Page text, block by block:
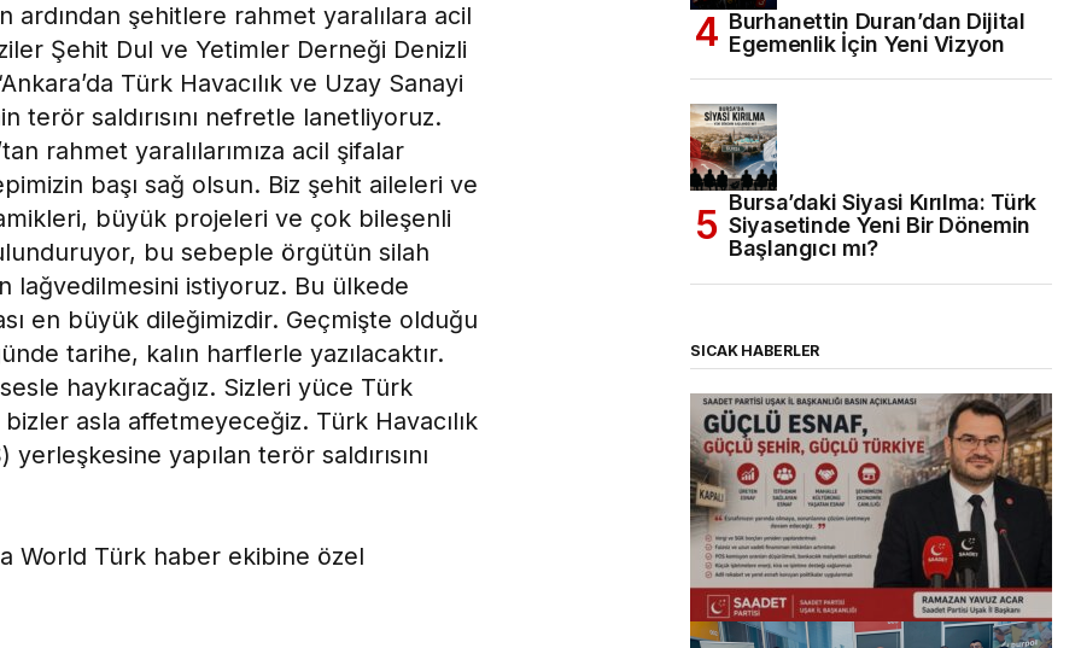
ardından şehitlere rahmet yaralılara acil
Şehit Dul ve Yetimler Derneği Denizli
Türk Havacılık ve Uzay Sanayi
terör saldırısını nefretle lanetliyoruz.
rahmet yaralılarımıza acil şifalar
başı sağ olsun. Biz şehit aileleri ve
büyük projeleri ve çok bileşenli
bu sebeple örgütün silah
lağvedilmesini istiyoruz. Bu ülkede
en büyük dileğimizdir. Geçmişte olduğu
tarihe, kalın harflerle yazılacaktır.
haykıracağız. Sizleri yüce Türk
asla affetmeyeceğiz. Türk Havacılık
yapılan terör saldırısını
World Türk haber ekibine özel
Burhanettin Duran’dan Dijital
Egemenlik İçin Yeni Vizyon
Bursa’daki Siyasi Kırılma: Türk
Siyasetinde Yeni Bir Dönemin
Başlangıcı mı?
SICAK HABERLER
(başlıksız)
Alaattin Karahan tarafından 14/07/2026